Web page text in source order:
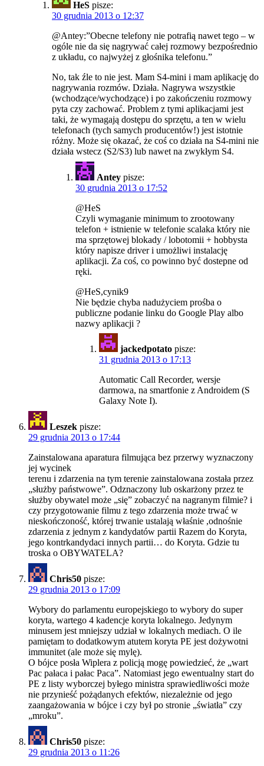
HeS pisze:
30 grudnia 2013 o 12:37
@Antey:”Obecne telefony nie potrafią nawet tego – w
ogóle nie da się nagrywać całej rozmowy bezpośrednio
z układu, co najwyżej z głośnika telefonu.”
No, tak źle to nie jest. Mam S4-mini i mam aplikację do
nagrywania rozmów. Działa. Nagrywa wszystkie
(wchodzące/wychodzące) i po zakończeniu rozmowy
pyta czy zachować. Problem z tymi aplikacjami jest
taki, że wymagają dostępu do sprzętu, a ten w wielu
telefonach (tych samych producentów!) jest istotnie
różny. Może się okazać, że coś co działa na S4-mini nie
działa wstecz (S2/S3) lub nawet na zwykłym S4.
Antey pisze:
30 grudnia 2013 o 17:52
@HeS
Czyli wymaganie minimum to zrootowany
telefon + istnienie w telefonie scalaka który nie
ma sprzętowej blokady / lobotomii + hobbysta
który napisze driver i umożliwi instalację
aplikacji. Za coś, co powinno być dostepne od
ręki.
@HeS,cynik9
Nie będzie chyba nadużyciem prośba o
publiczne podanie linku do Google Play albo
nazwy aplikacji ?
jackedpotato pisze:
31 grudnia 2013 o 17:13
Automatic Call Recorder, wersje
darmowa, na smartfonie z Androidem (S
Galaxy Note I).
Leszek pisze:
29 grudnia 2013 o 17:44
Zainstalowana aparatura filmująca bez przerwy wyznaczony
jej wycinek
terenu i zdarzenia na tym terenie zainstalowana została przez
„służby państwowe”. Odznaczony lub oskarżony przez te
służby obywatel może „się” zobaczyć na nagranym filmie? i
czy przygotowanie filmu z tego zdarzenia może trwać w
nieskończoność, której trwanie ustalają właśnie ,odnośnie
zdarzenia z jednym z kandydatów partii Razem do Koryta,
jego kontrkandydaci innych partii… do Koryta. Gdzie tu
troska o OBYWATELA?
Chris50 pisze:
29 grudnia 2013 o 17:09
Wybory do parlamentu europejskiego to wybory do super
koryta, wartego 4 kadencje koryta lokalnego. Jedynym
minusem jest mniejszy udział w lokalnych mediach. O ile
pamiętam to dodatkowym atutem koryta PE jest dożywotni
immunitet (ale może się mylę).
O bójce posła Wiplera z policją mogę powiedzieć, że „wart
Pac pałaca i pałac Paca”. Natomiast jego ewentualny start do
PE z listy wyborczej byłego ministra sprawiedliwości może
nie przynieść pożądanych efektów, niezależnie od jego
zaangażowania w bójce i czy był po stronie „światła” czy
„mroku”.
Chris50 pisze:
29 grudnia 2013 o 11:26